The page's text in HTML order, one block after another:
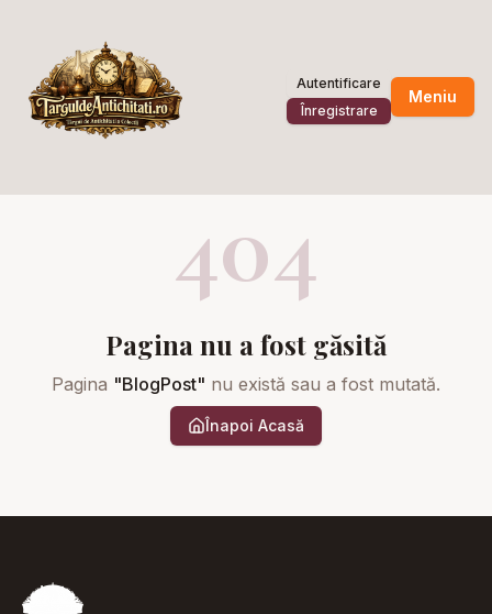
Autentificare
Înregistrare
Meniu
404
Pagina nu a fost găsită
Pagina "BlogPost" nu există sau a fost mutată.
Înapoi Acasă